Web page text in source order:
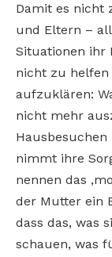
Damit es nicht
und Eltern –
Situationen ihr
nicht zu helfen
aufzuklären:
nicht mehr
nimmt ihre
nennen das
der Mutter ein
dass das, was
schauen, was